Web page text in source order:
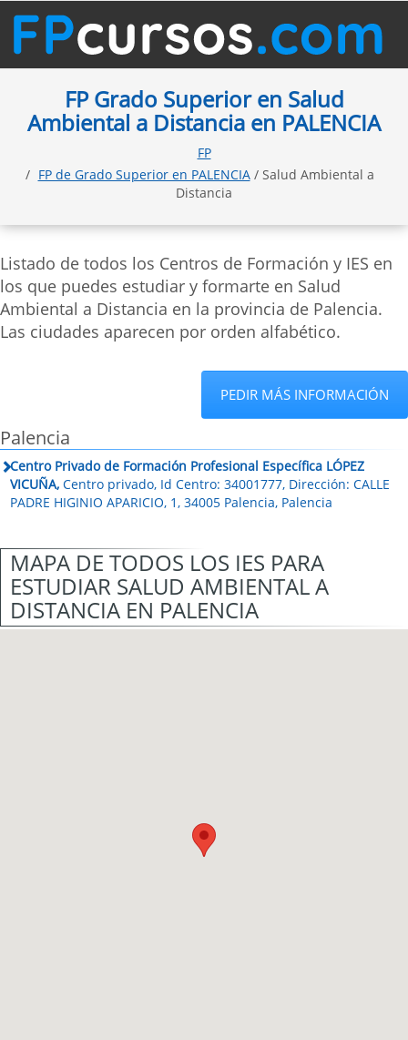
FP Grado Superior en Salud
Ambiental a Distancia en PALENCIA
FP
FP de Grado Superior en PALENCIA/ Salud Ambiental a
Distancia
Listado de todos los Centros de Formación y IES en
los que puedes estudiar y formarte en Salud
Ambiental a Distancia en la provincia de Palencia.
Las ciudades aparecen por orden alfabético.
PEDIR MÁS INFORMACIÓN
Palencia
Centro Privado de Formación Profesional Específica LÓPEZ
VICUÑA, Centro privado, Id Centro: 34001777, Dirección: CALLE
PADRE HIGINIO APARICIO, 1, 34005 Palencia, Palencia
MAPA DE TODOS LOS IES PARA
ESTUDIAR SALUD AMBIENTAL A
DISTANCIA EN PALENCIA